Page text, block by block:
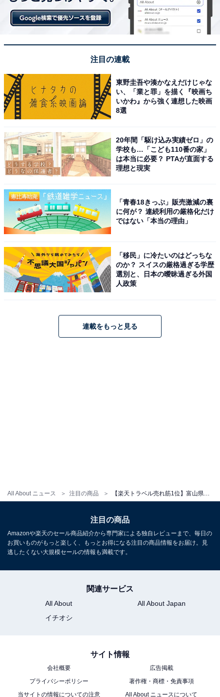
All About ニュース 注目の商品
注目の連載
東野圭吾や湊かなえだけじゃな
い、「業と罪」を描く『映画ち
いかわ』から強く連想した映画
8選
20年間「駆け込み実績ゼロ」の
学校も…「こども110番の家」
は本当に必要？ PTAが直面する
理想と現実
「青春18きっぷ」販売激減の裏
に何が？ 連続利用の厳格化だけ
ではない「本当の理由」
「移民」に冷たいのはどっちな
のか？ スイスの厳格過ぎる学歴
選別と、日本の曖昧過ぎる外国
人政策
連載をもっと見る
注目の商品
Amazonや楽天のセール商品紹介から専門家による独自レビューまで、毎日の
お買いものがもっと楽しく、もっとお得になる注目の商品情報をお届け。見
逃したくない大規模セールの情報も満載です。
関連サービス
All About
All About Japan
イチオシ
サイト情報
会社概要
広告掲載
プライバシーポリシー
著作権・商標・免責事項
当サイトの情報についての注意
All About ニュースについて